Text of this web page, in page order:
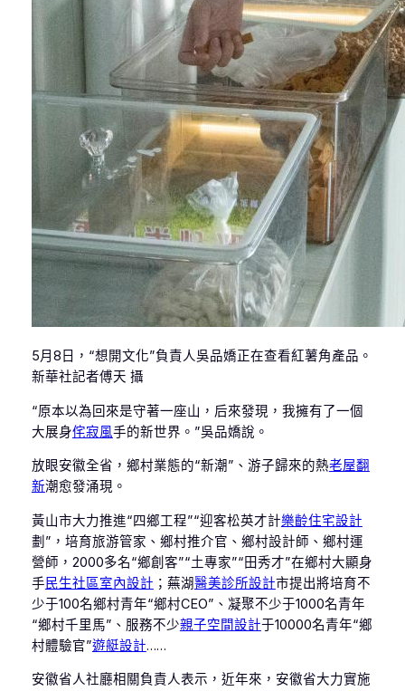
5月8日，“想開文化”負責人吳品嬌正在查看紅薯角產品。
新華社記者傅天 攝
“原本以為回來是守著一座山，后來發現，我擁有了一個
大展身侘寂風手的新世界。”吳品嬌說。
放眼安徽全省，鄉村業態的“新潮”、游子歸來的熱老屋翻
新潮愈發涌現。
黃山市大力推進“四鄉工程”“迎客松英才計樂齡住宅設計
劃”，培育旅游管家、鄉村推介官、鄉村設計師、鄉村運
營師，2000多名“鄉創客”“土專家”“田秀才”在鄉村大顯身
手民生社區室內設計 ；蕪湖醫美診所設計市提出將培育不
少于100名鄉村青年“鄉村CEO”、凝聚不少于1000名青年
“鄉村千里馬”、服務不少親子空間設計于10000名青年“鄉
村體驗官”遊艇設計……
安徽省人社廳相關負責人表示，近年來，安徽省大力實施